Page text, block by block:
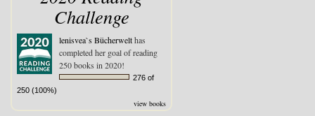
Challenge
lenisvea`s Bücherwelthas
completed her goal of reading
250 books in 2020!
276 of
250 (100%)
view books